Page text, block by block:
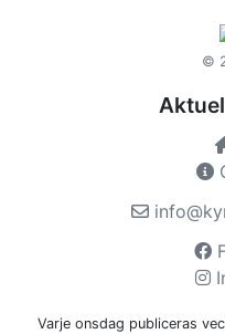
©
Varje onsdag publiceras